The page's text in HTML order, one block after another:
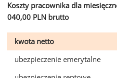
Koszty pracownika dla
040,00 PLN brutto
kwota netto
ubezpieczenie emerytalne